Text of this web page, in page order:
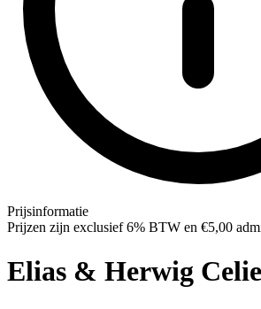
Prijsinformatie
Prijzen zijn exclusief 6% BTW en €5,00
Elias & Herwig Celie